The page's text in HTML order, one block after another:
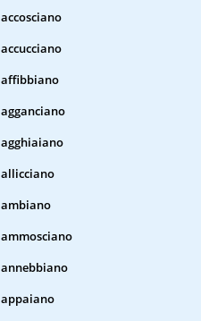
accosciano
accucciano
affibbiano
agganciano
agghiaiano
allicciano
ambiano
ammosciano
annebbiano
appaiano